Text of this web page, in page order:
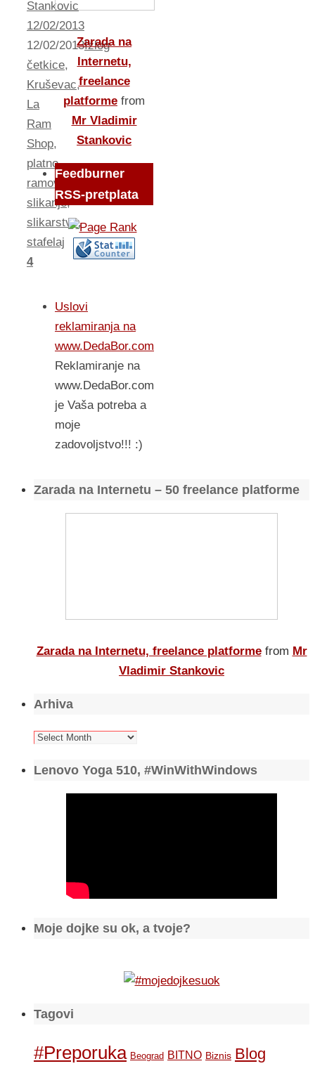
Stankovic
12/02/2013
12/02/2013Izlog
četkice,
Kruševac,
La
Ram
Shop,
platno,
ramovi
slikanje,
slikarstvo,
stafelaj
4
Zarada na
Internetu,
freelance
platforme from
Mr Vladimir
Stankovic
Feedburner
RSS-pretplata
Uslovi
reklamiranja na
www.DedaBor.com
Reklamiranje na
www.DedaBor.com
je Vaša potreba a
moje
zadovoljstvo!!! :)
Zarada na Internetu – 50 freelance platforme
Zarada na Internetu, freelance platforme from Mr
Vladimir Stankovic
Arhiva
Arhiva
Lenovo Yoga 510, #WinWithWindows
Moje dojke su ok, a tvoje?
Tagovi
#Preporuka Beograd BITNO Biznis Blog